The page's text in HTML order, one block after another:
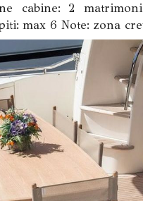
cabine: 2
max 6 Note: zona